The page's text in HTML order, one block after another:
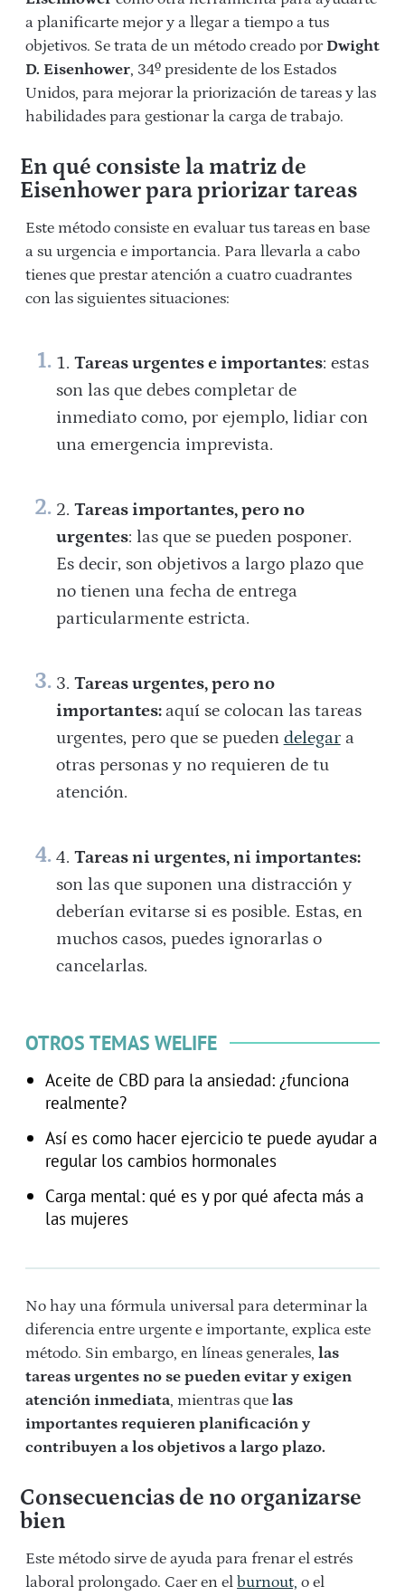
a planificarte mejor y a llegar a tiempo a tus
objetivos. Se trata de un método creado por Dwight
D. Eisenhower, 34º presidente de los Estados
Unidos, para mejorar la priorización de tareas y las
habilidades para gestionar la carga de trabajo.
En qué consiste la matriz de
Eisenhower para priorizar tareas
Este método consiste en evaluar tus tareas en base
a su urgencia e importancia. Para llevarla a cabo
tienes que prestar atención a cuatro cuadrantes
con las siguientes situaciones:
Tareas urgentes e importantes: estas
son las que debes completar de
inmediato como, por ejemplo, lidiar con
una emergencia imprevista.
Tareas importantes, pero no
urgentes: las que se pueden posponer.
Es decir, son objetivos a largo plazo que
no tienen una fecha de entrega
particularmente estricta.
Tareas urgentes, pero no
importantes: aquí se colocan las tareas
urgentes, pero que se pueden delegara
otras personas y no requieren de tu
atención.
Tareas ni urgentes, ni importantes:
son las que suponen una distracción y
deberían evitarse si es posible. Estas, en
muchos casos, puedes ignorarlas o
cancelarlas.
OTROS TEMAS WELIFE
Aceite de CBD para la ansiedad: ¿funciona
realmente?
Así es como hacer ejercicio te puede ayudar a
regular los cambios hormonales
Carga mental: qué es y por qué afecta más a
las mujeres
No hay una fórmula universal para determinar la
diferencia entre urgente e importante, explica este
método. Sin embargo, en líneas generales, las
tareas urgentes no se pueden evitar y exigen
atención inmediata, mientras que las
importantes requieren planificación y
contribuyen a los objetivos a largo plazo.
Consecuencias de no organizarse
bien
Este método sirve de ayuda para frenar el estrés
laboral prolongado. Caer en el burnout, o el